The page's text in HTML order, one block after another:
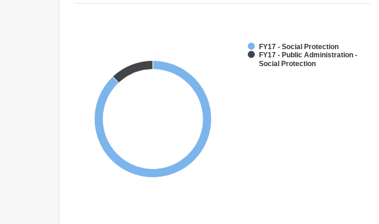
FY17 - Social Protection
FY17 - Public Administration -
Social Protection